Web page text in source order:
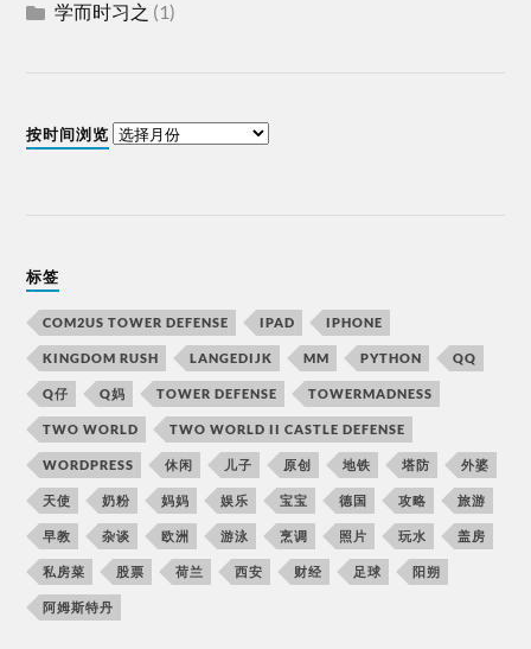
学而时习之 (1)
按时间浏览
标签
COM2US TOWER DEFENSE IPAD IPHONE
KINGDOM RUSH LANGEDIJK MM PYTHON QQ
Q仔 Q妈 TOWER DEFENSE TOWERMADNESS
TWO WORLD TWO WORLD II CASTLE DEFENSE
WORDPRESS 休闲 儿子 原创 地铁 塔防 外婆
天使 奶粉 妈妈 娱乐 宝宝 德国 攻略 旅游
早教 杂谈 欧洲 游泳 烹调 照片 玩水 盖房
私房菜 股票 荷兰 西安 财经 足球 阳朔
阿姆斯特丹